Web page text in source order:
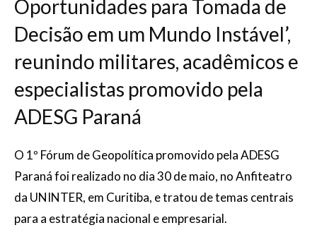
Oportunidades para Tomada de
Decisão em um Mundo Instável’,
reunindo militares, acadêmicos e
especialistas promovido pela
ADESG Paraná
O 1º Fórum de Geopolítica promovido pela ADESG
Paraná foi realizado no dia 30 de maio, no Anfiteatro
da UNINTER, em Curitiba, e tratou de temas centrais
para a estratégia nacional e empresarial.